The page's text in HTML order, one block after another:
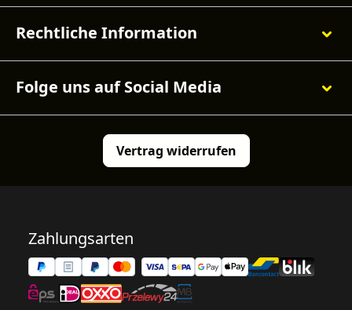
Rechtliche Information
Folge uns auf Social Media
Vertrag widerrufen
Zahlungsarten